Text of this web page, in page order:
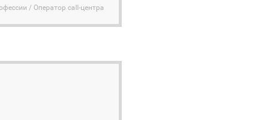
/ Оператор call-центра